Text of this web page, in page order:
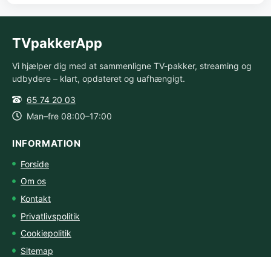
TVpakkerApp
Vi hjælper dig med at sammenligne TV-pakker, streaming og
udbydere – klart, opdateret og uafhængigt.
65 74 20 03
Man–fre 08:00–17:00
INFORMATION
Forside
Om os
Kontakt
Privatlivspolitik
Cookiepolitik
Sitemap